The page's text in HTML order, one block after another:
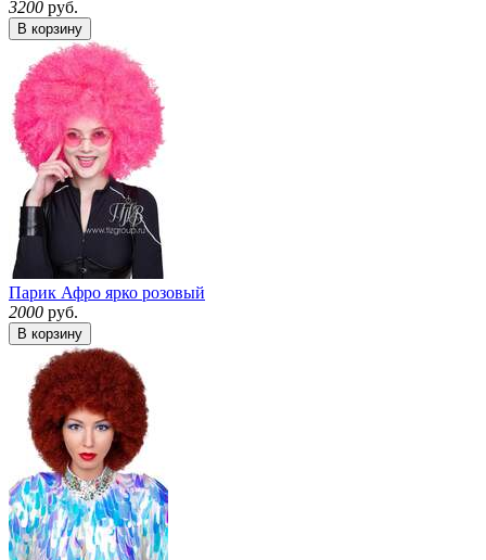
3200 руб.
В корзину
Парик Афро ярко розовый
2000 руб.
В корзину